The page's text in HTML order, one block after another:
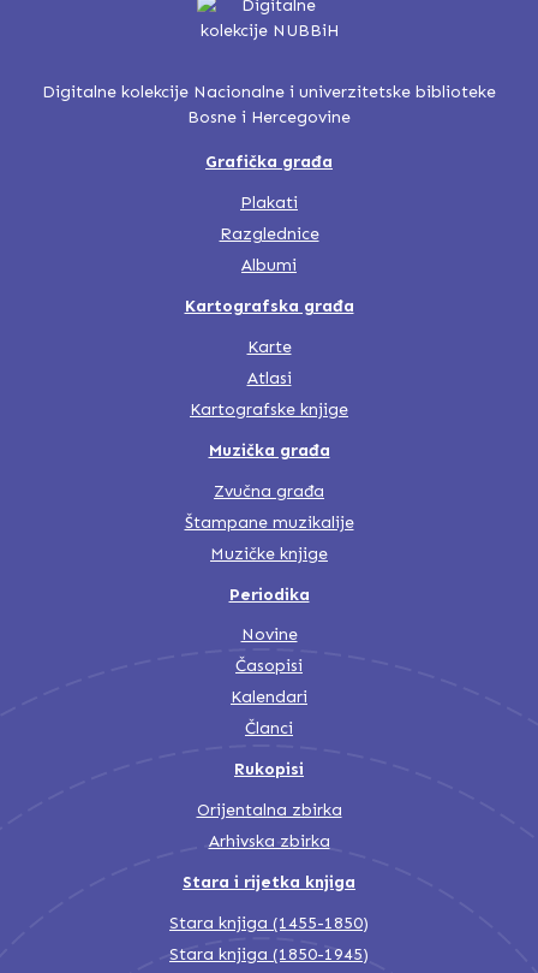
Digitalne kolekcije Nacionalne i univerzitetske biblioteke
Bosne i Hercegovine
Grafička građa
Plakati
Razglednice
Albumi
Kartografska građa
Karte
Atlasi
Kartografske knjige
Muzička građa
Zvučna građa
Štampane muzikalije
Muzičke knjige
Periodika
Novine
Časopisi
Kalendari
Članci
Rukopisi
Orijentalna zbirka
Arhivska zbirka
Stara i rijetka knjiga
Stara knjiga (1455-1850)
Stara knjiga (1850-1945)